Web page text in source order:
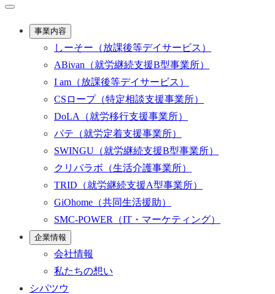
事業内容
しーそー （放課後等デイサービス）
ABivan （就労継続支援B型事業所）
I am （放課後等デイサービス）
CSロープ（特定相談支援事業所）
DoLA
（就労移行支援事業所）
パテ （就労定着支援事業所）
SWINGU （就労継続支援B型事業所）
クリパラボ （生活介護事業所）
TRID （就労継続支援A型事業所）
GiOhome （共同生活援助）
SMC-POWER
（IT・マーケティング）
企業情報
会社情報
私たちの想い
シパツウ